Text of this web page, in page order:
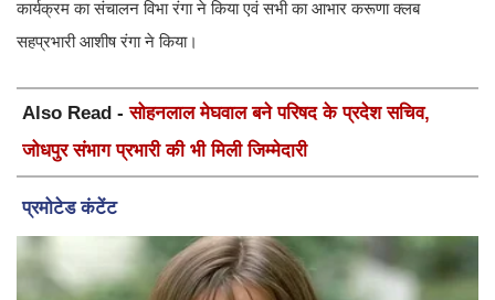
कार्यक्रम का संचालन विभा रंगा ने किया एवं सभी का आभार करूणा क्लब
सहप्रभारी आशीष रंगा ने किया।
Also Read -सोहनलाल मेघवाल बने परिषद के प्रदेश सचिव,
जोधपुर संभाग प्रभारी की भी मिली जिम्मेदारी